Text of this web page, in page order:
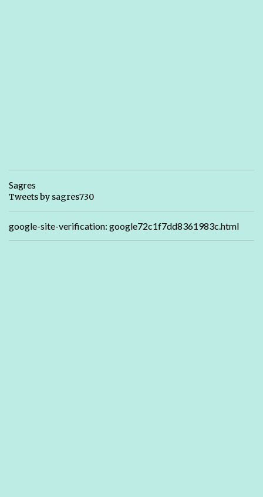
Sagres
Tweets by sagres730
google-site-verification: google72c1f7dd8361983c.html